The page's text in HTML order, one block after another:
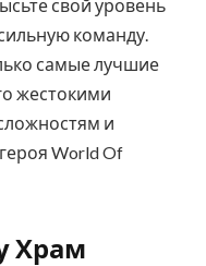
свой уровень
команду.
самые лучшие
жестокими
и
World Of
Храм